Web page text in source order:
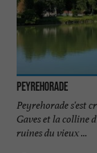
Peyrehorade
Peyrehorade s'est
Gaves et la colline
ruines du vieux ...